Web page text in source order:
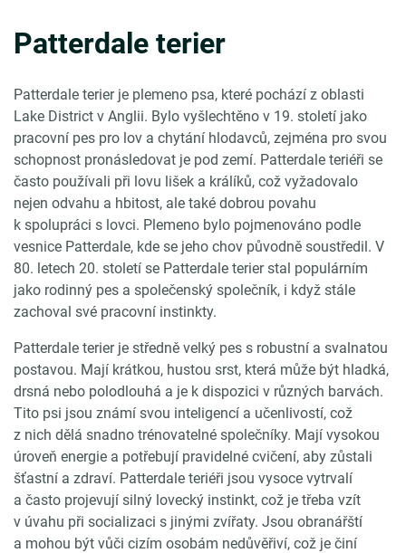
Patterdale terier
Patterdale terier je plemeno psa, které pochází z oblasti
Lake District v Anglii. Bylo vyšlechtěno v 19. století jako
pracovní pes pro lov a chytání hlodavců, zejména pro svou
schopnost pronásledovat je pod zemí. Patterdale teriéři se
často používali při lovu lišek a králíků, což vyžadovalo
nejen odvahu a hbitost, ale také dobrou povahu
k spolupráci s lovci. Plemeno bylo pojmenováno podle
vesnice Patterdale, kde se jeho chov původně soustředil. V
80. letech 20. století se Patterdale terier stal populárním
jako rodinný pes a společenský společník, i když stále
zachoval své pracovní instinkty.
Patterdale terier je středně velký pes s robustní a svalnatou
postavou. Mají krátkou, hustou srst, která může být hladká,
drsná nebo polodlouhá a je k dispozici v různých barvách.
Tito psi jsou známí svou inteligencí a učenlivostí, což
z nich dělá snadno trénovatelné společníky. Mají vysokou
úroveň energie a potřebují pravidelné cvičení, aby zůstali
šťastní a zdraví. Patterdale teriéři jsou vysoce vytrvalí
a často projevují silný lovecký instinkt, což je třeba vzít
v úvahu při socializaci s jinými zvířaty. Jsou obranářští
a mohou být vůči cizím osobám nedůvěřiví, což je činí